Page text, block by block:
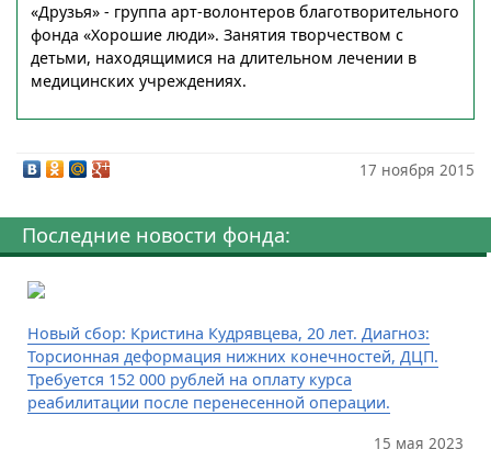
«Друзья» - группа арт-волонтеров благотворительного
фонда «Хорошие люди». Занятия творчеством с
детьми, находящимися на длительном лечении в
медицинских учреждениях.
17 ноября 2015
Последние новости фонда:
Новый сбор: Кристина Кудрявцева, 20 лет. Диагноз:
Торсионная деформация нижних конечностей, ДЦП.
Требуется 152 000 рублей на оплату курса
реабилитации после перенесенной операции.
15 мая 2023